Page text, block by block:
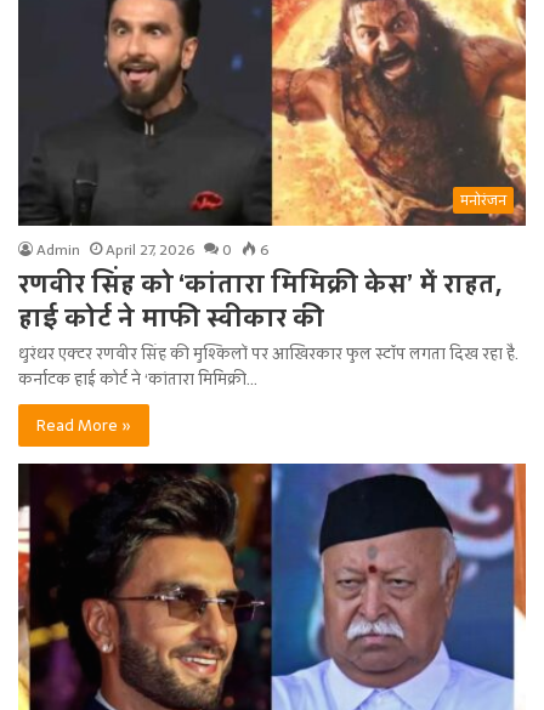
मनोरंजन
Admin April 27, 2026 0 6
रणवीर सिंह को ‘कांतारा मिमिक्री केस’ में राहत,
हाई कोर्ट ने माफी स्वीकार की
धुरंधर एक्टर रणवीर सिंह की मुश्किलों पर आखिरकार फुल स्टॉप लगता दिख रहा है.
कर्नाटक हाई कोर्ट ने ‘कांतारा मिमिक्री…
Read More »